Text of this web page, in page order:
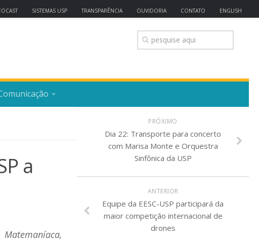
SISTEMAS USP TRANSPARÊNCIA OUVIDORIA CONTATO ENGLISH
a
PRÓXIMO
Dia 22: Transporte para concerto
com Marisa Monte e Orquestra
Sinfônica da USP
ANTERIOR
Equipe da EESC-USP participará da
maior competição internacional de
drones